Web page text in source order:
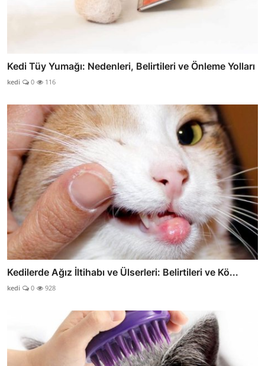
Kedi Tüy Yumağı: Nedenleri, Belirtileri ve Önleme Yolları
kedi 0 116
Kedilerde Ağız İltihabı ve Ülserleri: Belirtileri ve Kö...
kedi 0 928